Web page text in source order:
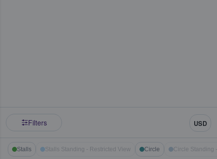
Filters USD
Stalls Stalls Standing - Restricted View Circle Circle Standing